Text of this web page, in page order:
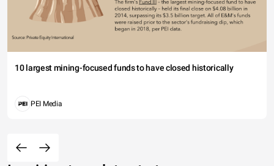
10 largest mining-focused funds to have closed historically
PEI Media